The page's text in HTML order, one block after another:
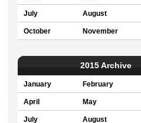
July August
October November
2015 Archive
January February
April May
July August